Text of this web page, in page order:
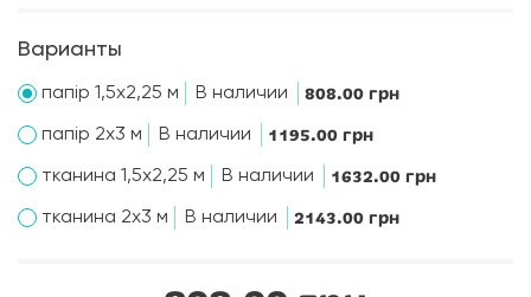
Варианты
папір 1,5х2,25 м В наличии 808.00 грн
папір 2х3 м В наличии 1195.00 грн
тканина 1,5х2,25 м В наличии 1632.00 грн
тканина 2х3 м В наличии 2143.00 грн